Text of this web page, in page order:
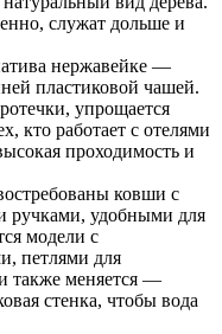
служат дольше и
нержавейке —
пластиковой чашей.
упрощается
кто работает с отелями
проходимость и
ковши с
ручками, удобными для
модели с
петлями для
также меняется —
стенка, чтобы вода